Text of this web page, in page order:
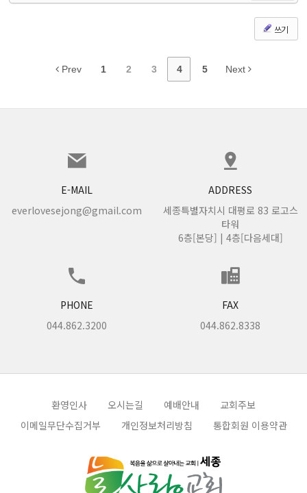
쓰기
Prev 1 2 3 4 5 Next
E-MAIL
everlovesejong@gmail.com
ADDRESS
세종특별자치시 대평로 83 로고스
타워
6층[본당] | 4층[다음세대]
PHONE
044.862.3200
FAX
044.862.8338
환영인사 오시는길 예배안내
교회주보
이메일무단수집거부
개인정보처리방침 통합회원 이용약관